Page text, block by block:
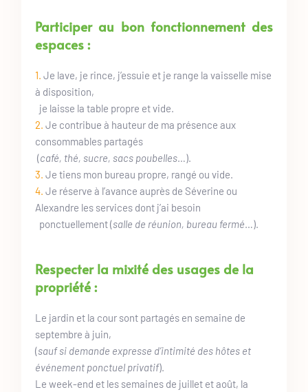
Participer au bon fonctionnement des
espaces :
1. Je lave, je rince, j’essuie et je range la vaisselle mise
à disposition,
je laisse la table propre et vide.
2. Je contribue à hauteur de ma présence aux
consommables partagés
(café, thé, sucre, sacs poubelles …).
3. Je tiens mon bureau propre, rangé ou vide.
4. Je réserve à l’avance auprès de Séverine ou
Alexandre les services dont j’ai besoin
ponctuellement (salle de réunion, bureau fermé …).
Respecter la mixité des usages de la
propriété :
Le jardin et la cour sont partagés en semaine de
septembre à juin,
(sauf si demande expresse d’intimité des hôtes et
événement ponctuel privatif).
Le week-end et les semaines de juillet et août, la